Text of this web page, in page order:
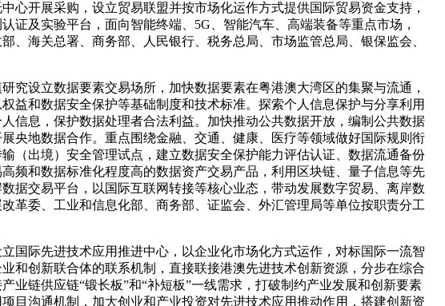
开展采购，设立贸易联盟并按市场化运作方式提供国际贸易资金支持，
及实验平台，面向智能终端、5G、智能汽车、高端装备等重点市场，
海关总署、商务部、人民银行、税务总局、市场监管总局、银保监会、
究设立数据要素交易场所，加快数据要素在粤港澳大湾区的集聚与流通，
益和数据安全保护等基础制度和技术标准。探索个人信息保护与分享利用
信息，保护数据处理者合法利益。加快推动公共数据开放，编制公共数据
央地数据合作。重点围绕金融、交通、健康、医疗等领域做好国际规则衔
（出境）安全管理试点，建立数据安全保护能力评估认证、数据流通备份
频和数据标准化程度高的数据资产交易产品，利用区块链、量子信息等先
据交易平台，以国际互联网转接等核心业态，带动发展数字贸易、离岸数
革委、工业和信息化部、商务部、证监会、外汇管理局等单位按职责分工
国际先进技术应用推进中心，以企业化市场化方式运作，对标国际一流智
和创新联合体的联系机制，直接联接港澳先进技术创新资源，分步在综合
链供应链“锻长板”和“补短板”一线需求，打破制约产业发展和创新要素
目沟通机制，加大创业和产业投资对先进技术应用推动作用，搭建创新资